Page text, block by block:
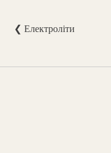
❮ Електроліти